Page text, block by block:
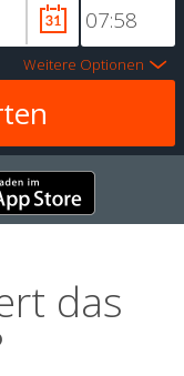
Weitere Optionen
das